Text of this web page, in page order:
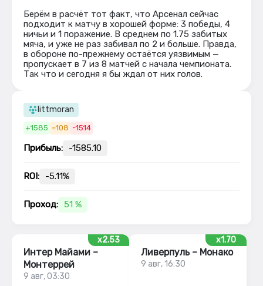
Берём в расчёт тот факт, что Арсенал сейчас
подходит к матчу в хорошей форме: 3 победы, 4
ничьи и 1 поражение. В среднем по 1.75 забитых
мяча, и уже не раз забивал по 2 и больше. Правда,
в обороне по-прежнему остаётся уязвимым —
пропускает в 7 из 8 матчей с начала чемпионата.
Так что и сегодня я бы ждал от них голов.
littmoran
+1585 =108 -1514
Прибыль: -1585.10
ROI: -5.11%
Проход: 51 %
x2.53
Интер Майами –
Монтеррей
9 авг, 03:30
x1.70
Ливерпуль – Монако
9 авг, 16:30